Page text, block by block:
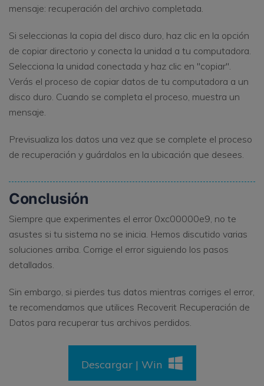
mensaje: recuperación del archivo completada.
Si seleccionas la copia del disco duro, haz clic en la opción
de copiar directorio y conecta la unidad a tu computadora.
Selecciona la unidad conectada y haz clic en "copiar".
Verás el proceso de copiar datos de tu computadora a un
disco duro. Cuando se completa el proceso, muestra un
mensaje.
Previsualiza los datos una vez que se complete el proceso
de recuperación y guárdalos en la ubicación que desees.
Conclusión
Siempre que experimentes el error 0xc00000e9, no te
asustes si tu sistema no se inicia. Hemos discutido varias
soluciones arriba. Corrige el error siguiendo los pasos
detallados.
Sin embargo, si pierdes tus datos mientras corriges el error,
te recomendamos que utilices Recoverit Recuperación de
Datos para recuperar tus archivos perdidos.
Descargar | Win